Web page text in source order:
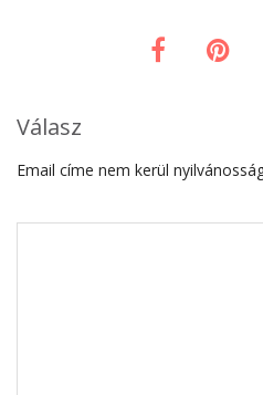
Válasz
Email címe nem kerül